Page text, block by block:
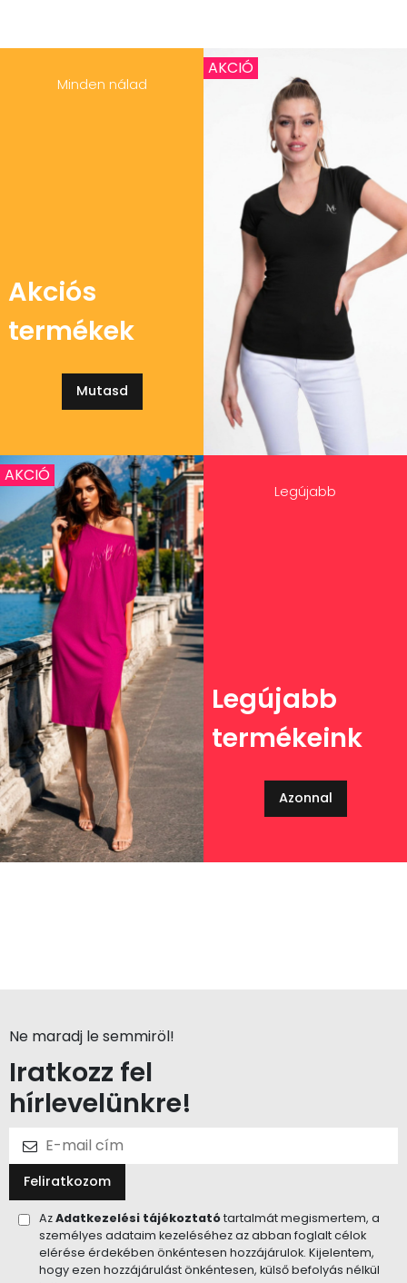
Minden nálad
Akciós
termékek
Mutasd
AKCIÓ
Legújabb
Legújabb
termékeink
Azonnal
AKCIÓ
Ne maradj le semmiröl!
Iratkozz fel
hírlevelünkre!
Feliratkozom
AzAdatkezelési tájékoztatótartalmát megismertem, a
személyes adataim kezeléséhez az abban foglalt célok
elérése érdekében önkéntesen hozzájárulok. Kijelentem,
hogy ezen hozzájárulást önkéntesen, külső befolyás nélkül